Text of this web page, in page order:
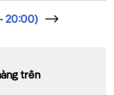
20:00)
trên